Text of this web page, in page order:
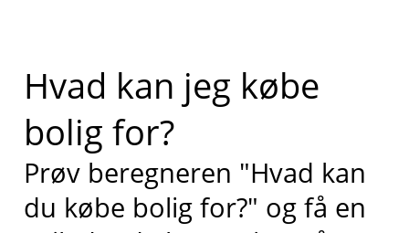
Hvad kan jeg købe
bolig for?
Prøv beregneren "Hvad kan
du købe bolig for?" og få en